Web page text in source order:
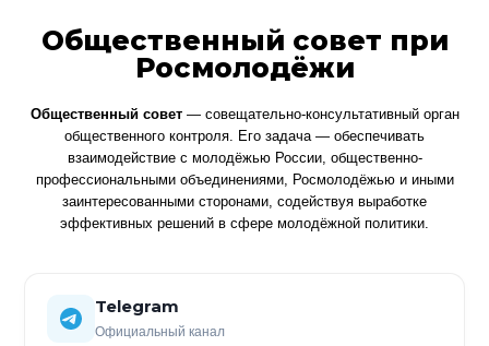
Общественный совет при
Росмолодёжи
Общественный совет— совещательно-консультативный орган
общественного контроля. Его задача — обеспечивать
взаимодействие с молодёжью России, общественно-
профессиональными объединениями, Росмолодёжью и иными
заинтересованными сторонами, содействуя выработке
эффективных решений в сфере молодёжной политики.
Telegram
Официальный канал